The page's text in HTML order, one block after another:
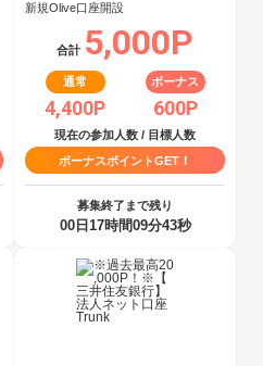
新規Olive口座開設
合計 5,000P
通常
4,400P
ボーナス
600P
現在の参加人数 / 目標人数
ボーナスポイントGET！
募集終了まで残り
00日17時間09分42秒